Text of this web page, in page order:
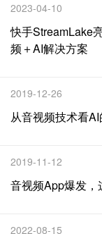
2023-04-10
快手StreamLake
频＋AI解决方案
2019-12-26
从音视频技术看
2019-11-12
音视频App爆发
2022-08-15